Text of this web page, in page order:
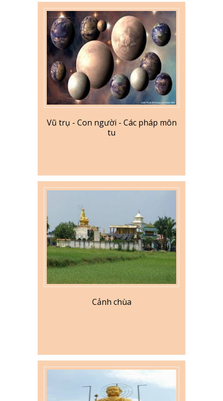
Vũ trụ - Con người - Các pháp môn
tu
Cảnh chùa